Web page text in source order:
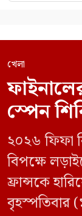
খেলা
স্পেন
২০২৬ ফিফা
বিপক্ষে
ফ্রান্সকে
বৃহস্পতিবার